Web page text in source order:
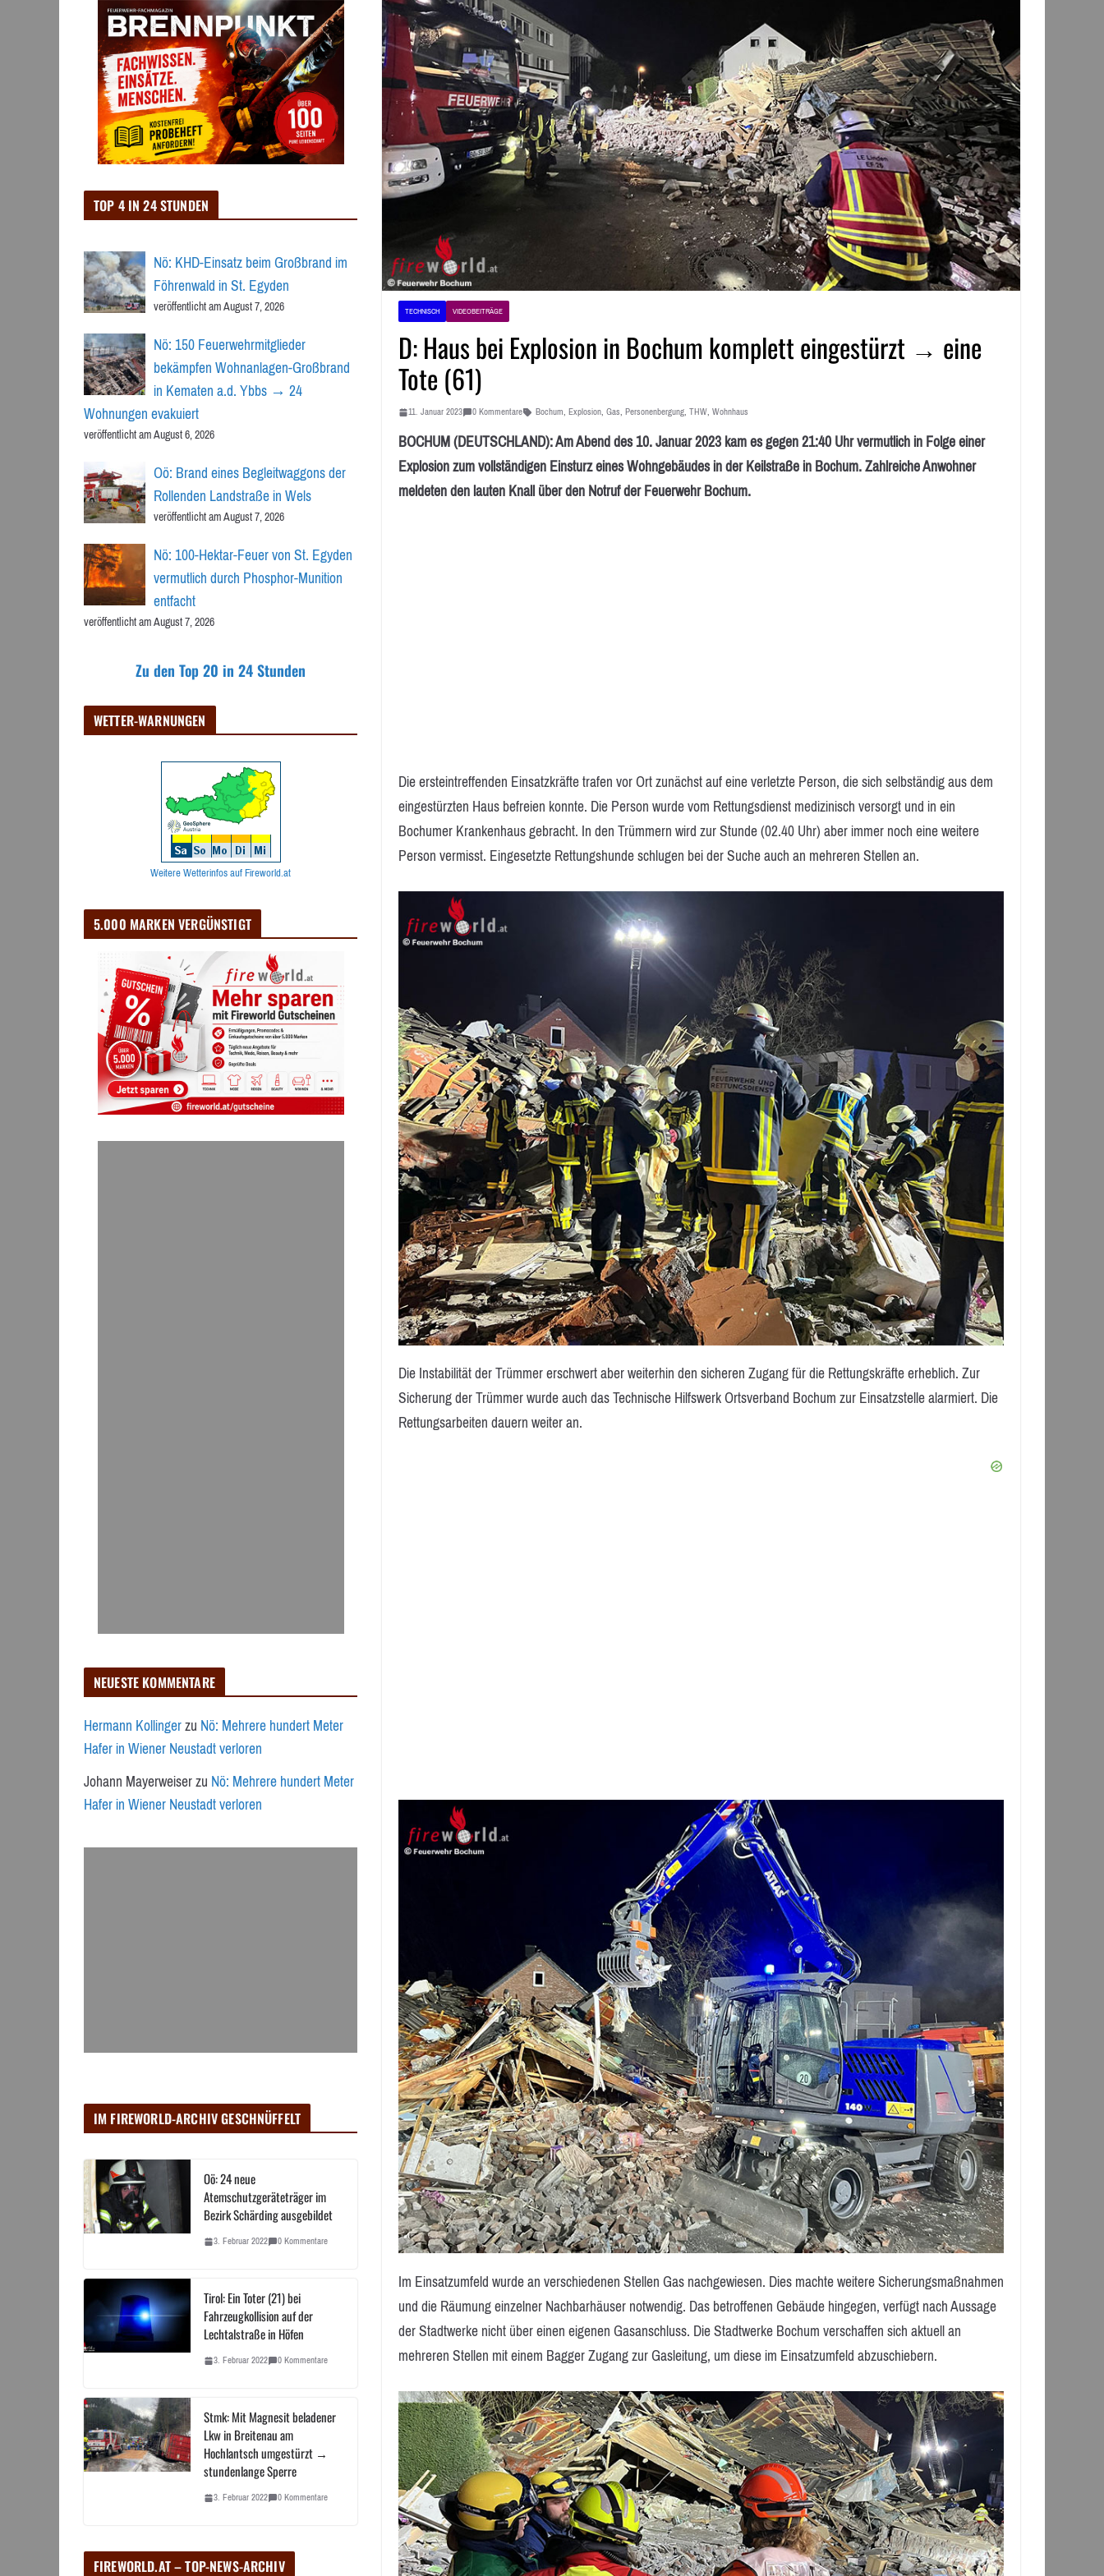
TECHNISCH VIDEOBEITRÄGE
D: Haus bei Explosion in Bochum komplett eingestürzt → eine
Tote (61)
11. Januar 2023 0 Kommentare Bochum, Explosion, Gas, Personenbergung, THW, Wohnhaus
BOCHUM (DEUTSCHLAND): Am Abend des 10. Januar 2023 kam es gegen 21:40 Uhr vermutlich in Folge einer
Explosion zum vollständigen Einsturz eines Wohngebäudes in der Keilstraße in Bochum. Zahlreiche Anwohner
meldeten den lauten Knall über den Notruf der Feuerwehr Bochum.
Die ersteintreffenden Einsatzkräfte trafen vor Ort zunächst auf eine verletzte Person, die sich selbständig aus dem
eingestürzten Haus befreien konnte. Die Person wurde vom Rettungsdienst medizinisch versorgt und in ein
Bochumer Krankenhaus gebracht. In den Trümmern wird zur Stunde (02.40 Uhr) aber immer noch eine weitere
Person vermisst. Eingesetzte Rettungshunde schlugen bei der Suche auch an mehreren Stellen an.
Die Instabilität der Trümmer erschwert aber weiterhin den sicheren Zugang für die Rettungskräfte erheblich. Zur
Sicherung der Trümmer wurde auch das Technische Hilfswerk Ortsverband Bochum zur Einsatzstelle alarmiert. Die
Rettungsarbeiten dauern weiter an.
Im Einsatzumfeld wurde an verschiedenen Stellen Gas nachgewiesen. Dies machte weitere Sicherungsmaßnahmen
und die Räumung einzelner Nachbarhäuser notwendig. Das betroffenen Gebäude hingegen, verfügt nach Aussage
der Stadtwerke nicht über einen eigenen Gasanschluss. Die Stadtwerke Bochum verschaffen sich aktuell an
mehreren Stellen mit einem Bagger Zugang zur Gasleitung, um diese im Einsatzumfeld abzuschiebern.
TOP 4 IN 24 STUNDEN
Nö: KHD-Einsatz beim Großbrand im
Föhrenwald in St. Egyden
veröffentlicht am August 7, 2026
Nö: 150 Feuerwehrmitglieder
bekämpfen Wohnanlagen-Großbrand
in Kematen a.d. Ybbs → 24
Wohnungen evakuiert
veröffentlicht am August 6, 2026
Oö: Brand eines Begleitwaggons der
Rollenden Landstraße in Wels
veröffentlicht am August 7, 2026
Nö: 100-Hektar-Feuer von St. Egyden
vermutlich durch Phosphor-Munition
entfacht
veröffentlicht am August 7, 2026
Zu den Top 20 in 24 Stunden
WETTER-WARNUNGEN
Weitere Wetterinfos auf Fireworld.at
5.000 MARKEN VERGÜNSTIGT
NEUESTE KOMMENTARE
Hermann KollingerzuNö: Mehrere hundert Meter
Hafer in Wiener Neustadt verloren
Johann MayerweiserzuNö: Mehrere hundert Meter
Hafer in Wiener Neustadt verloren
IM FIREWORLD-ARCHIV GESCHNÜFFELT
Oö: 24 neue
Atemschutzgeräteträger im
Bezirk Schärding ausgebildet
3. Februar 2022 0 Kommentare
Tirol: Ein Toter (21) bei
Fahrzeugkollision auf der
Lechtalstraße in Höfen
3. Februar 2022 0 Kommentare
Stmk: Mit Magnesit beladener
Lkw in Breitenau am
Hochlantsch umgestürzt →
stundenlange Sperre
3. Februar 2022 0 Kommentare
FIREWORLD.AT – TOP-NEWS-ARCHIV